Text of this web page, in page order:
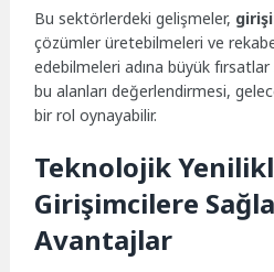
Bu sektörlerdeki gelişmeler,
çözümler üretebilmeleri ve
edebilmeleri adına büyük
bu alanları değerlendirmesi,
bir rol oynayabilir.
Teknolojik
Girişimcilere
Avantajlar